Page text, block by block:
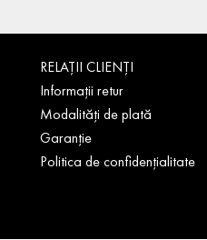
RELAȚII CLIENȚI
Informații retur
Modalități de plată
Garanție
Politica de confidențialitate